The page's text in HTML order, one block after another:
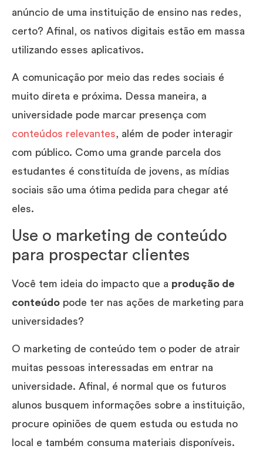
anúncio de uma instituição de ensino nas redes,
certo? Afinal, os nativos digitais estão em massa
utilizando esses aplicativos.
A comunicação por meio das redes sociais é
muito direta e próxima. Dessa maneira, a
universidade pode marcar presença com
conteúdos relevantes, além de poder interagir
com público. Como uma grande parcela dos
estudantes é constituída de jovens, as mídias
sociais são uma ótima pedida para chegar até
eles.
Use o marketing de conteúdo
para prospectar clientes
Você tem ideia do impacto que a produção de
conteúdo pode ter nas ações de marketing para
universidades?
O marketing de conteúdo tem o poder de atrair
muitas pessoas interessadas em entrar na
universidade. Afinal, é normal que os futuros
alunos busquem informações sobre a instituição,
procure opiniões de quem estuda ou estuda no
local e também consuma materiais disponíveis.